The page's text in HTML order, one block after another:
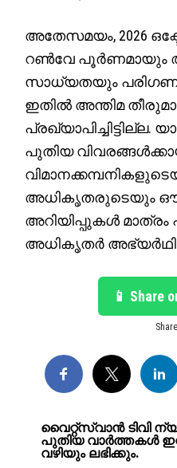
അതേസമയം, 2026
റൺവേ പൂർണമായും
സാധ്യതയും
ഇതിൽ അന്തിമ
പ്രഖ്യാപിച്ചിട്ടില്ല.
പുതിയ
അധികൃതരുടെയും
അറിയിപ്പുകൾ മാത്രം
അധികൃതർ
📱 Share
വൈറ്റ്സ്വാൻ ടിവി
പുതിയ വാർത്തകൾ
വഴിയും ലഭിക്കും.